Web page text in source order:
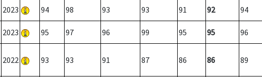
2023 94 98 93 93 91 92 94
2023 95 97 96 99 95 95 96
2022 93 93 91 87 86 86 89